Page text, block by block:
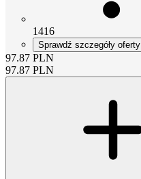
1416
Sprawdź szczegóły oferty
97.87 PLN
97.87 PLN